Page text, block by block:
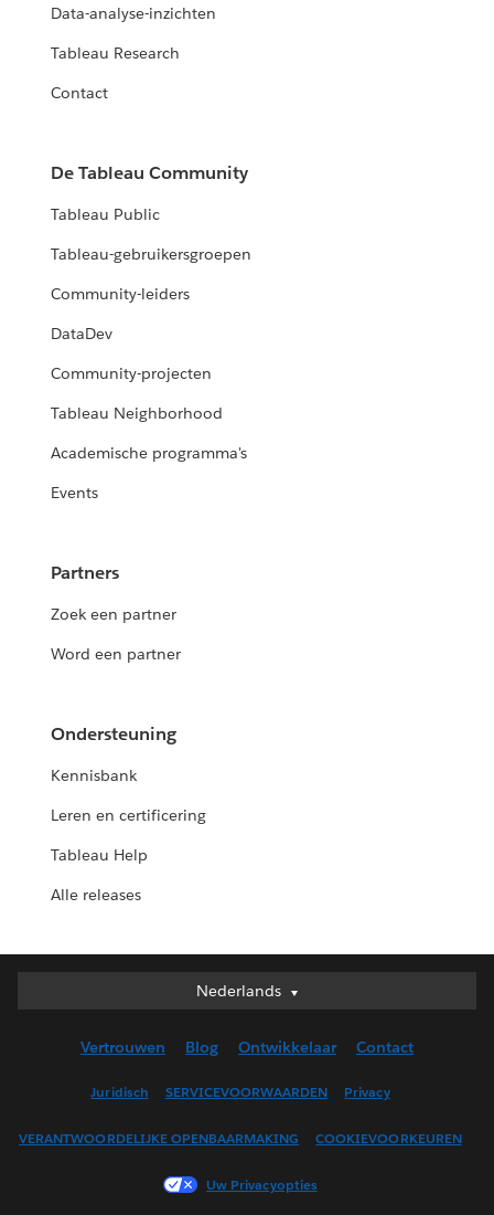
Data-analyse-inzichten
Tableau Research
Contact
De Tableau Community
Tableau Public
Tableau-gebruikersgroepen
Community-leiders
DataDev
Community-projecten
Tableau Neighborhood
Academische programma's
Events
Partners
Zoek een partner
Word een partner
Ondersteuning
Kennisbank
Leren en certificering
Tableau Help
Alle releases
Nederlands
Nederlands
English (UK)
Français (Canada)
Français (France)
Vertrouwen Blog Ontwikkelaar Contact
Juridisch SERVICEVOORWAARDEN Privacy
VERANTWOORDELIJKE OPENBAARMAKING COOKIEVOORKEUREN
Uw Privacyopties